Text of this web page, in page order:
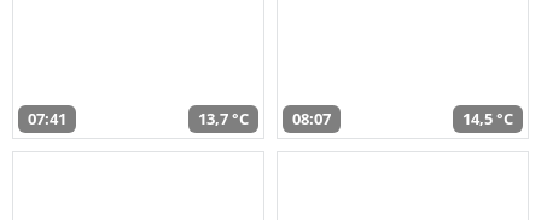
07:41 13,7 °C 08:07 14,5 °C